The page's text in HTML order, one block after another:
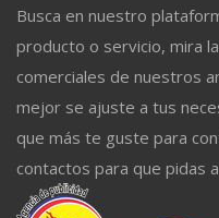
Busca en nuestro
producto o servicio, mira
comerciales de nuestros
mejor se ajuste a tus
que más te guste para
contactos para que pidas